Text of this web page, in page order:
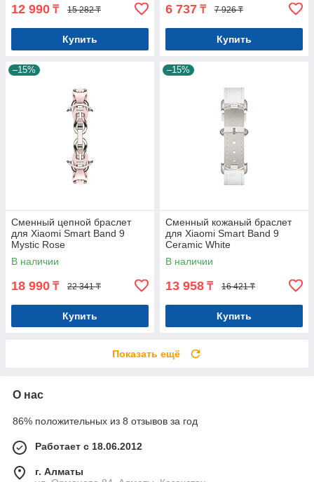
12 990 ₸ 15 282 ₸
Купить
6 737 ₸ 7 926 ₸
Купить
–15%
Сменный цепной браслет
для Xiaomi Smart Band 9
Mystic Rose
В наличии
18 990 ₸ 22 341 ₸
Купить
–15%
Сменный кожаный браслет
для Xiaomi Smart Band 9
Ceramic White
В наличии
13 958 ₸ 16 421 ₸
Купить
Показать ещё
О нас
86% положительных из 8 отзывов за год
Работает с 18.06.2012
г. Алматы